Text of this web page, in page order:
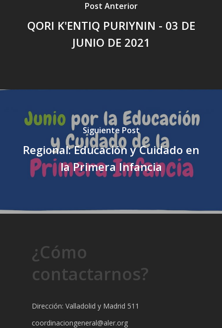
Post Anterior
QORI K'ENTIQ PURIYNIN - 03 DE
JUNIO DE 2021
Siguiente Post
Regional: Educación y Cuidado en
la Primera Infancia
¿Cómo
contactarnos?
Dirección: Valladolid y Madrid 511
coordinaciongeneral@aler.org